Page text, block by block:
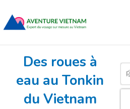
contenu
Des roues à
eau au Tonkin
du Vietnam